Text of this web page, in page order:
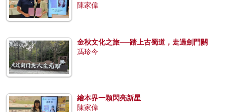
陳家偉
金秋文化之旅──踏上古蜀道，走過劍門關
馮珍今
繪本界一顆閃亮新星
陳家偉